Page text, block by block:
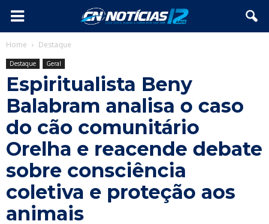
Home Destaque
Destaque Geral
Espiritualista Beny
Balabram analisa o caso
do cão comunitário
Orelha e reacende debate
sobre consciência
coletiva e proteção aos
animais